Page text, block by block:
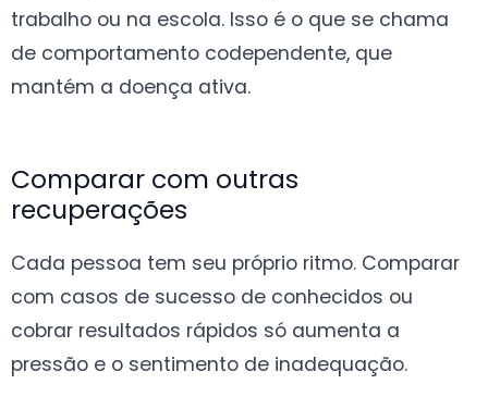
trabalho ou na escola. Isso é o que se chama
de comportamento codependente, que
mantém a doença ativa.
Comparar com outras
recuperações
Cada pessoa tem seu próprio ritmo. Comparar
com casos de sucesso de conhecidos ou
cobrar resultados rápidos só aumenta a
pressão e o sentimento de inadequação.